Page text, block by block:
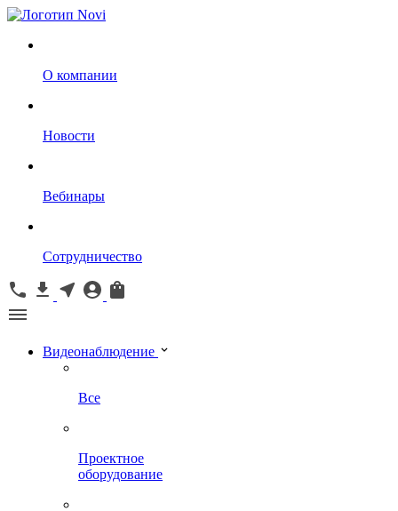
О компании
Новости
Вебинары
Сотрудничество
Видеонаблюдение
Все
Проектное
оборудование